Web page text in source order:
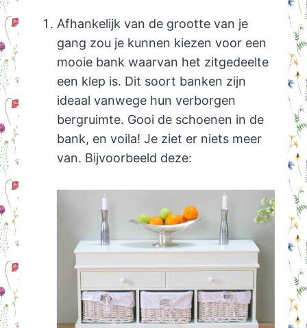
Afhankelijk van de grootte van je
gang zou je kunnen kiezen voor een
mooie bank waarvan het zitgedeelte
een klep is. Dit soort banken zijn
ideaal vanwege hun verborgen
bergruimte. Gooi de schoenen in de
bank, en voila! Je ziet er niets meer
van. Bijvoorbeeld deze: